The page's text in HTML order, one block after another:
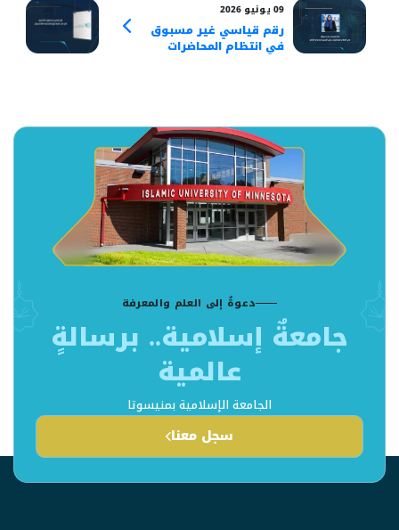
09 يونيو 2026
رقم قياسي غير مسبوق
في انتظام المحاضرات
دعوةٌ إلى العلم والمعرفة
جامعةٌ إسلامية.. برسالةٍ
عالمية
الجامعة الإسلامية بمنيسوتا
سجل معنا